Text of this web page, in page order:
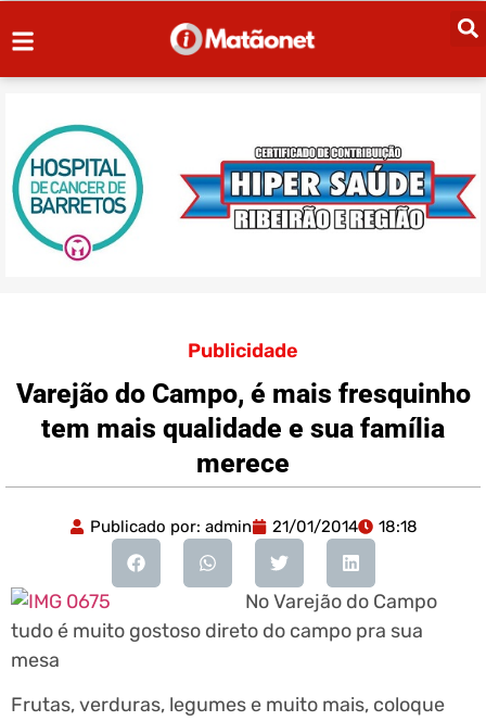
Publicidade
Varejão do Campo, é mais fresquinho
tem mais qualidade e sua família
merece
Publicado por: admin 21/01/2014 18:18
No Varejão do Campo
tudo é muito gostoso direto do campo pra sua
mesa
Frutas, verduras, legumes e muito mais, coloque